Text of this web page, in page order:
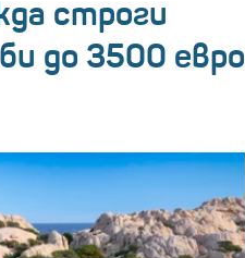
строги
до 3500 евро